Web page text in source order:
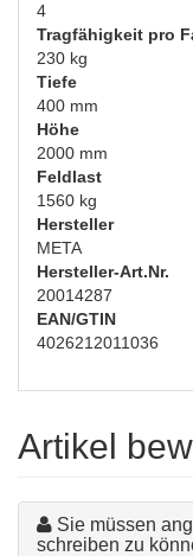
4
Tragfähigkeit pro
230 kg
Tiefe
400 mm
Höhe
2000 mm
Feldlast
1560 kg
Hersteller
META
Hersteller-Art.Nr.
20014287
EAN/GTIN
4026212011036
Artikel
Sie müssen
schreiben zu